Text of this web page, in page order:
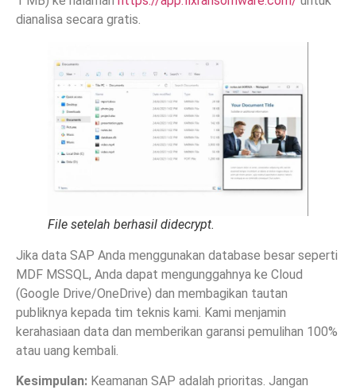
dianalisa secara gratis.
File setelah berhasil didecrypt.
Jika data SAP Anda menggunakan database besar seperti
MDF MSSQL, Anda dapat mengunggahnya ke Cloud
(Google Drive/OneDrive) dan membagikan tautan
publiknya kepada tim teknis kami. Kami menjamin
kerahasiaan data dan memberikan garansi pemulihan 100%
atau uang kembali.
Kesimpulan: Keamanan SAP adalah prioritas. Jangan